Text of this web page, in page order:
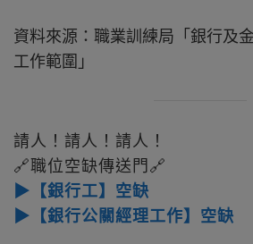
資料來源：職業訓練局「銀行及
工作範圍」
請人！請人！請人！
🔗職位空缺傳送門🔗
▶【銀行工】空缺
▶【銀行公關經理工作】空缺